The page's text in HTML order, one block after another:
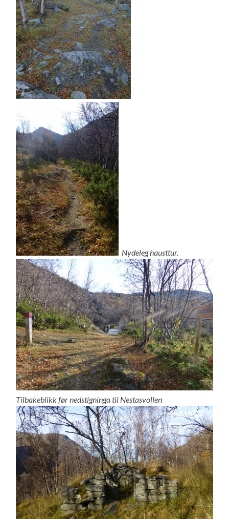
Nydeleg hausttur.
Tilbakeblikk før nedstigninga til Nestasvollen